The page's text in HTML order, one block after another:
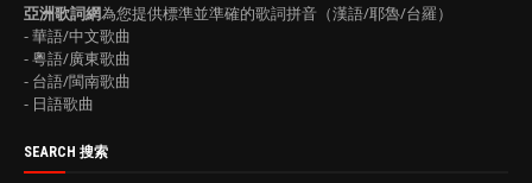
亞洲歌詞網為您提供標準並準確的歌詞拼音（漢語/耶魯/台羅）
- 華語/中文歌曲
- 粵語/廣東歌曲
- 台語/閩南歌曲
- 日語歌曲
SEARCH 搜索